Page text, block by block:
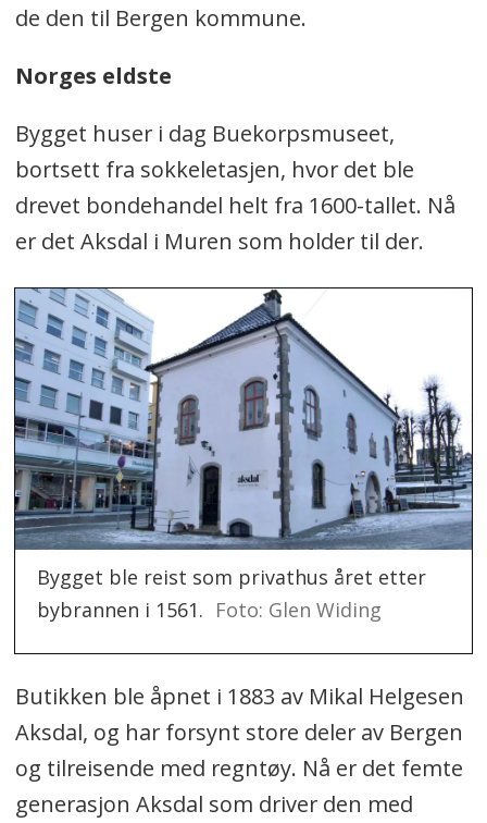
de den til Bergen kommune.
Norges eldste
Bygget huser i dag Buekorpsmuseet,
bortsett fra sokkeletasjen, hvor det ble
drevet bondehandel helt fra 1600-tallet. Nå
er det Aksdal i Muren som holder til der.
Bygget ble reist som privathus året etter
bybrannen i 1561. Foto: Glen Widing
Butikken ble åpnet i 1883 av Mikal Helgesen
Aksdal, og har forsynt store deler av Bergen
og tilreisende med regntøy. Nå er det femte
generasjon Aksdal som driver den med